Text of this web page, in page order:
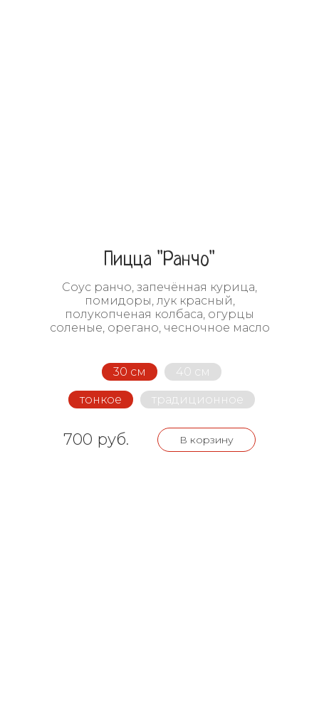
Пицца "Ранчо"
Соус ранчо, запечённая курица,
помидоры, лук красный,
полукопченая колбаса, огурцы
соленые, орегано, чесночное масло
30 см 40 см
тонкое традиционное
700 руб. В корзину